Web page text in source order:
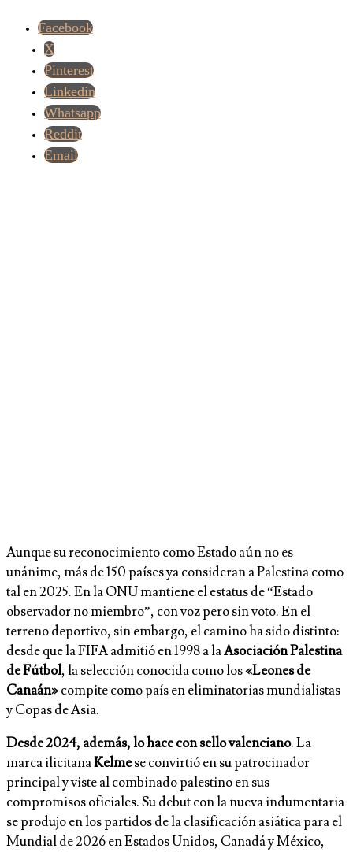
Facebook
X
Pinterest
Linkedin
Whatsapp
Reddit
Email
Aunque su reconocimiento como Estado aún no es
unánime, más de 150 países ya consideran a Palestina como
tal en 2025. En la ONU mantiene el estatus de “Estado
observador no miembro”, con voz pero sin voto. En el
terreno deportivo, sin embargo, el camino ha sido distinto:
desde que la FIFA admitió en 1998 a laAsociación Palestina
de Fútbol, la selección conocida como los«Leones de
Canaán»compite como país en eliminatorias mundialistas
y Copas de Asia.
Desde 2024, además, lo hace con sello valenciano. La
marca ilicitanaKelmese convirtió en su patrocinador
principal y viste al combinado palestino en sus
compromisos oficiales. Su debut con la nueva indumentaria
se produjo en los partidos de la clasificación asiática para el
Mundial de 2026 en Estados Unidos, Canadá y México,